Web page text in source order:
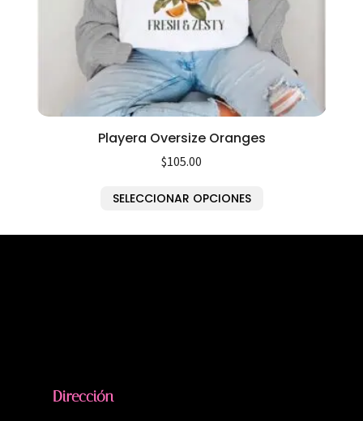
Playera Oversize Oranges
$105.00
SELECCIONAR OPCIONES
Dirección